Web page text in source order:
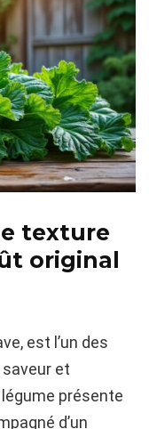
texture
original
est l’un des
saveur et
légume présente
d’un